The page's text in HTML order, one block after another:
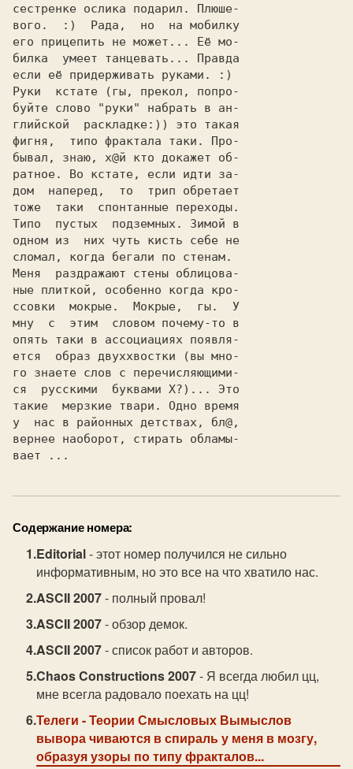
сестренке ослика подарил. Плюше-
вого.  :)  Рада,  но  на мобилку
его прицепить не может... Её мо-
билка  умеет танцевать... Правда
если её	придерживать руками. :)
Руки  кстате (гы, прекол, попро-
буйте слово "руки" набрать в ан-
глийской  раскладке:)) это такая
фигня,	типо фрактала таки. Про-
бывал, знаю, х@й кто докажет об-
ратное.	Во кстате, если	идти за-
дом  наперед,  то  трип	обретает
тоже  таки  спонтанные переходы.
Типо  пустых  подземных. Зимой в
одном из  них чуть кисть себе не
сломал,	когда бегали по	стенам.
Меня  раздражают стены облицова-
ные плиткой, особенно когда кро-
ссовки	мокрые.	 Мокрые,  гы.  У
мну  с	этим  словом почему-то в
опять таки в ассоциациях появля-
ется  образ двуххвостки	(вы мно-
го знаете слов с перечисляющими-
ся  русскими  буквами Х?)... Это
такие  мерзкие твари. Одно время
у  нас в районных детствах, бл@,
вернее наоборот, стирать обламы-
вает ...
Содержание номера:
Editorial- этот номер получился не сильно
информативным, но это все на что хватило нас.
ASCII 2007- полный провал!
ASCII 2007- обзор демок.
ASCII 2007- список работ и авторов.
Chaos Constructions 2007- Я всегда любил цц,
мне всегла радовало поехать на цц!
Телеги - Теории Смысловых Вымыслов
вывора чиваются в спираль у меня в мозгу,
образуя узоры по типу фракталов...